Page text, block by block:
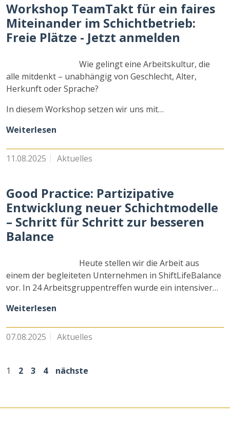
Workshop TeamTakt für ein faires
Miteinander im Schichtbetrieb:
Freie Plätze - Jetzt anmelden
Wie gelingt eine Arbeitskultur, die
alle mitdenkt – unabhängig von Geschlecht, Alter,
Herkunft oder Sprache?
In diesem Workshop setzen wir uns mit…
Weiterlesen
11.08.2025 Aktuelles
Good Practice: Partizipative
Entwicklung neuer Schichtmodelle
– Schritt für Schritt zur besseren
Balance
Heute stellen wir die Arbeit aus
einem der begleiteten Unternehmen in ShiftLifeBalance
vor. In 24 Arbeitsgruppentreffen wurde ein intensiver…
Weiterlesen
07.08.2025 Aktuelles
1 2 3 4 nächste